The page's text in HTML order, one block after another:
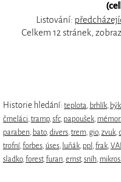
Listování:
Celkem 12 stránek,
Historie hledání: teplota, brhlík, býk
čmeláci,tramp,sfc, papoušek,
paraben, bato,divers,trem, gio,zvuk,
trofní,forbes, úses, luňák, ppl ,frak,
sladko,forest,furan,ernst,sníh,